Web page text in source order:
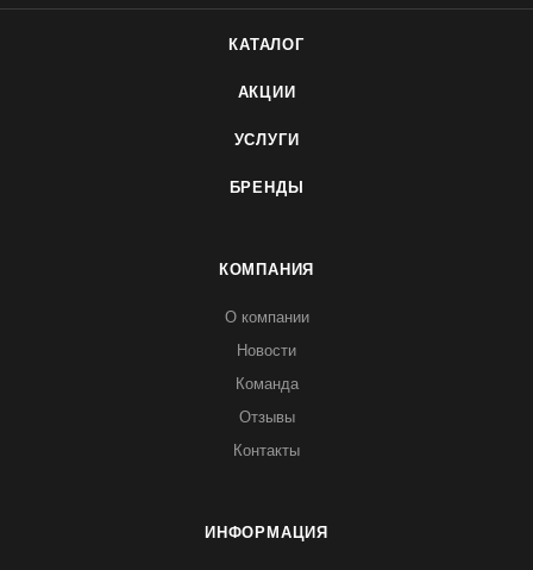
КАТАЛОГ
АКЦИИ
УСЛУГИ
БРЕНДЫ
КОМПАНИЯ
О компании
Новости
Команда
Отзывы
Контакты
ИНФОРМАЦИЯ